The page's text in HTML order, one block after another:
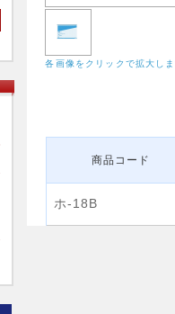
各画像をクリックで拡大し
商品コード
ホ-18B